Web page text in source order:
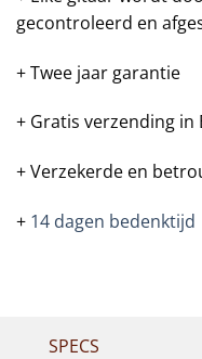
gecontroleerd en
+ Twee jaar garantie
+ Gratis verzending in
+ Verzekerde en
+ 14 dagen bedenktijd
SPECS